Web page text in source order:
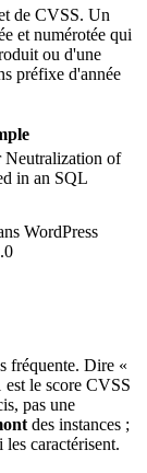
de CVSS. Un
et numérotée qui
ou d'une
préfixe d'année
of
in an SQL
WordPress
fréquente. Dire «
le score CVSS
pas une
des instances ;
caractérisent.